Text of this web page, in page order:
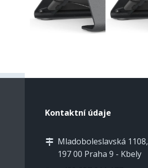
Kontaktní údaje
Mladoboleslavská 1108,
197 00 Praha 9 - Kbely